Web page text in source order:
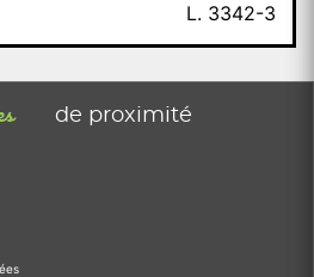
L. 3342-3
de proximité